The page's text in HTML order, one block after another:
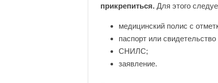
прикрепиться. Для этого
медицинский полис с
паспорт или
СНИЛС;
заявление.